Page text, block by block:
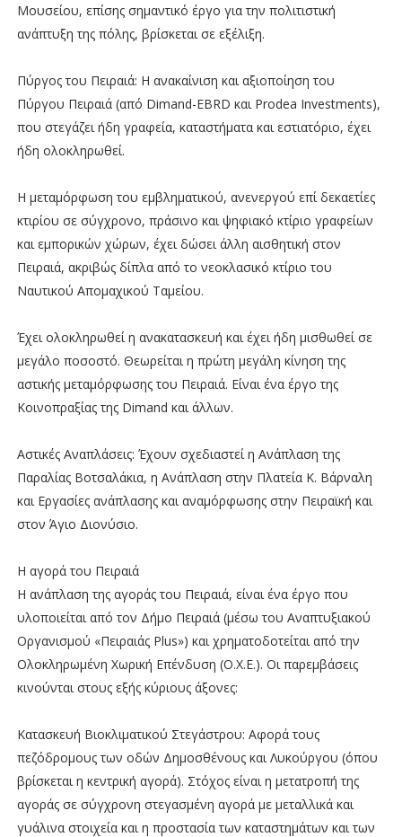
Μουσείου, επίσης σημαντικό έργο για την πολιτιστική
ανάπτυξη της πόλης, βρίσκεται σε εξέλιξη.
Πύργος του Πειραιά: Η ανακαίνιση και αξιοποίηση του
Πύργου Πειραιά (από Dimand-EBRD και Prodea Investments),
που στεγάζει ήδη γραφεία, καταστήματα και εστιατόριο, έχει
ήδη ολοκληρωθεί.
Η μεταμόρφωση του εμβληματικού, ανενεργού επί δεκαετίες
κτιρίου σε σύγχρονο, πράσινο και ψηφιακό κτίριο γραφείων
και εμπορικών χώρων, έχει δώσει άλλη αισθητική στον
Πειραιά, ακριβώς δίπλα από το νεοκλασικό κτίριο του
Ναυτικού Απομαχικού Ταμείου.
Έχει ολοκληρωθεί η ανακατασκευή και έχει ήδη μισθωθεί σε
μεγάλο ποσοστό. Θεωρείται η πρώτη μεγάλη κίνηση της
αστικής μεταμόρφωσης του Πειραιά. Είναι ένα έργο της
Κοινοπραξίας της Dimand και άλλων.
Αστικές Αναπλάσεις: Έχουν σχεδιαστεί η Ανάπλαση της
Παραλίας Βοτσαλάκια, η Ανάπλαση στην Πλατεία Κ. Βάρναλη
και Εργασίες ανάπλασης και αναμόρφωσης στην Πειραϊκή και
στον Άγιο Διονύσιο.
Η αγορά του Πειραιά
Η ανάπλαση της αγοράς του Πειραιά, είναι ένα έργο που
υλοποιείται από τον Δήμο Πειραιά (μέσω του Αναπτυξιακού
Οργανισμού «Πειραιάς Plus») και χρηματοδοτείται από την
Ολοκληρωμένη Χωρική Επένδυση (Ο.Χ.Ε.). Οι παρεμβάσεις
κινούνται στους εξής κύριους άξονες:
Κατασκευή Βιοκλιματικού Στεγάστρου: Αφορά τους
πεζόδρομους των οδών Δημοσθένους και Λυκούργου (όπου
βρίσκεται η κεντρική αγορά). Στόχος είναι η μετατροπή της
αγοράς σε σύγχρονη στεγασμένη αγορά με μεταλλικά και
γυάλινα στοιχεία και η προστασία των καταστημάτων και των